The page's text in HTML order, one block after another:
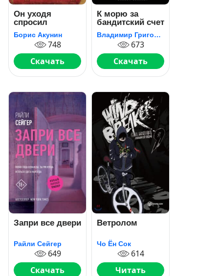
Он уходя
спросил
Борис Акунин
748
Скачать
К морю за
бандитский счет
Владимир Григорьевич Колычев
673
Скачать
Запри все двери
Райли Сейгер
649
Скачать
Ветролом
Чо Ён Сок
614
Читать